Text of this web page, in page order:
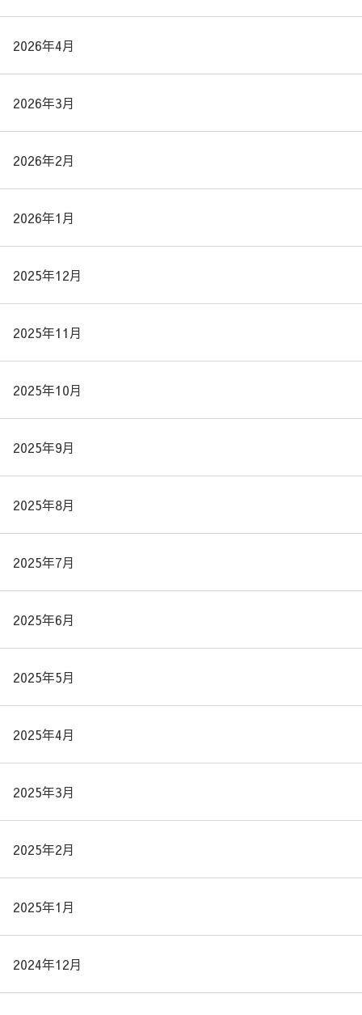
2026年4月
2026年3月
2026年2月
2026年1月
2025年12月
2025年11月
2025年10月
2025年9月
2025年8月
2025年7月
2025年6月
2025年5月
2025年4月
2025年3月
2025年2月
2025年1月
2024年12月